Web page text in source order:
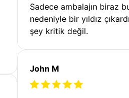
Sadece ambalajın biraz
nedeniyle bir yıldız
şey kritik değil.
John M